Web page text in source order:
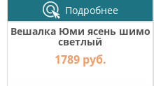
Подробнее
Вешалка Юми ясень шимо
светлый
1789 руб.